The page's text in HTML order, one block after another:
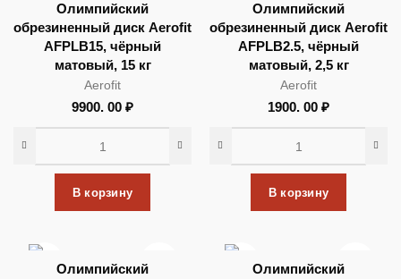
Олимпийский
обрезиненный диск Aerofit
AFPLB15, чёрный
матовый, 15 кг
Aerofit
9900. 00 ₽
В корзину
Олимпийский
обрезиненный диск Aerofit
AFPLB2.5, чёрный
матовый, 2,5 кг
Aerofit
1900. 00 ₽
В корзину
Олимпийский
Олимпийский